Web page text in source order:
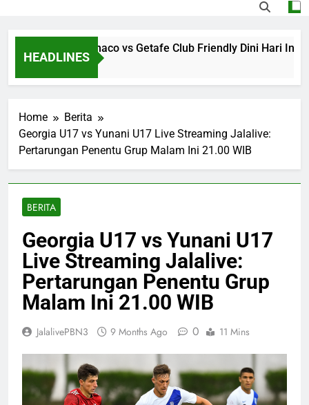
HEADLINES
Streaming Monaco vs Getafe Club Friendly Dini Hari Ini
Home
Berita
Georgia U17 vs Yunani U17 Live Streaming Jalalive:
Pertarungan Penentu Grup Malam Ini 21.00 WIB
BERITA
Georgia U17 vs Yunani U17
Live Streaming Jalalive:
Pertarungan Penentu Grup
Malam Ini 21.00 WIB
JalalivePBN3 9 Months Ago 0 11 Mins